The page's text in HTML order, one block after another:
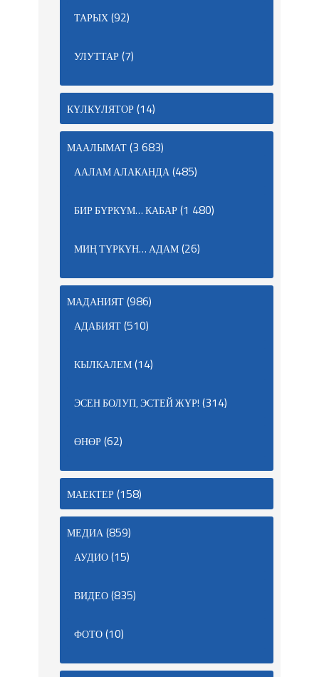
ТАРЫХ(92)
УЛУТТАР(7)
КҮЛКҮЛЯТОР(14)
МААЛЫМАТ(3 683)
ААЛАМ АЛАКАНДА(485)
БИР БҮРКҮМ… КАБАР(1 480)
МИҢ ТҮРКҮН… АДАМ(26)
МАДАНИЯТ(986)
АДАБИЯТ(510)
КЫЛКАЛЕМ(14)
ЭСЕН БОЛУП, ЭСТЕЙ ЖҮР! (314)
ӨНӨР(62)
МАЕКТЕР(158)
МЕДИА(859)
АУДИО(15)
ВИДЕО(835)
ФОТО(10)